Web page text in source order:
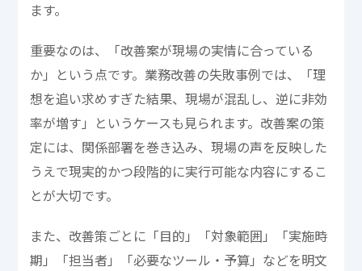
ます。
重要なのは、「改善案が現場の実情に合っている
か」という点です。業務改善の失敗事例では、「理
想を追い求めすぎた結果、現場が混乱し、逆に非効
率が増す」というケースも見られます。改善案の策
定には、関係部署を巻き込み、現場の声を反映した
うえで現実的かつ段階的に実行可能な内容にするこ
とが大切です。
また、改善策ごとに「目的」「対象範囲」「実施時
期」「担当者」「必要なツール・予算」などを明文